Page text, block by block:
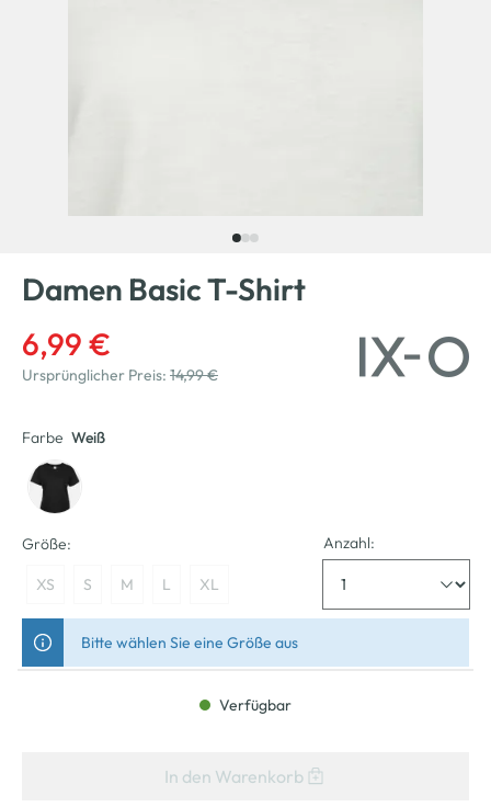
Damen Basic T-Shirt
6,99 €
Ursprünglicher Preis: 14,99 €
Farbe Weiß
Größe:
XS S M L XL
Anzahl:
Bitte wählen Sie eine Größe aus
Verfügbar
In den Warenkorb